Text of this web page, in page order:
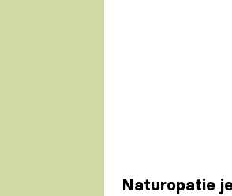
Naturopatie